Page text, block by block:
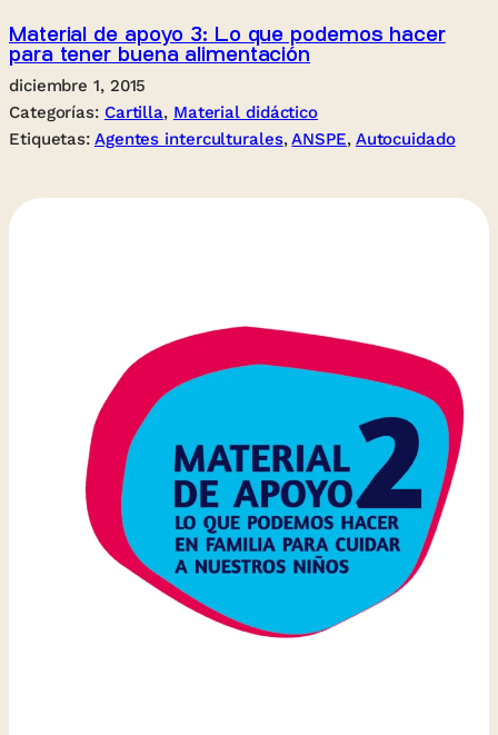
Material de apoyo 3: Lo que podemos hacer
para tener buena alimentación
diciembre 1, 2015
Categorías: Cartilla, Material didáctico
Etiquetas: Agentes interculturales, ANSPE, Autocuidado